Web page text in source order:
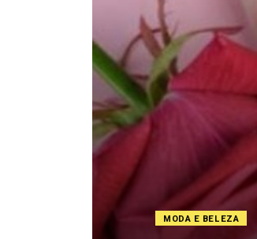
MODA E BELEZA